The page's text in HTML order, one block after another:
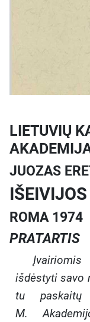
LIETUVIŲ
JUOZAS
ROMA 1974
PRATARTIS
išdėstyti savo
tu
M.